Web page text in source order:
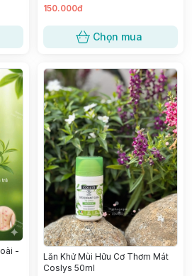
150.000đ
Chọn mua
-
Lăn Khử Mùi Hữu Cơ Thơm Mát
Coslys 50ml